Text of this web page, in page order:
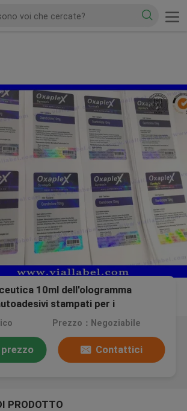
10ml dell'ologramma
stampati per i
della compressa
Prezzo：Negoziabile
Contattici
PRODOTTO